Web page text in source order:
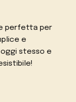
perfetta per
e
stesso e